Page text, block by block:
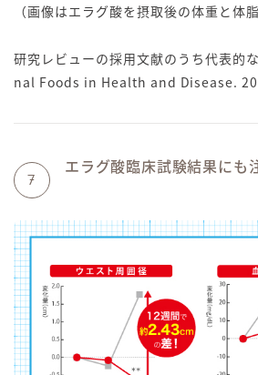
（画像はエラグ酸を摂取後の体重と体
研究レビューの採用文献のうち代表
nal Foods in Health and Disease.
7
エラグ酸臨床試験結果に